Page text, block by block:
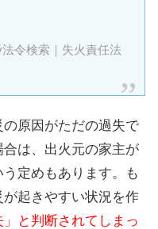
令検索｜失火責任法
原因がただの過失で
は、出火元の家主が
定めもあります。も
起きやすい状況を作
」と判断されてしまっ